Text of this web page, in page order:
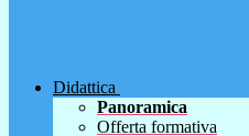
Didattica
Panoramica
Offerta formativa